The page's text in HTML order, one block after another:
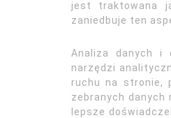
jest traktowana
zaniedbuje ten
Analiza danych i
narzędzi
ruchu na stronie,
zebranych
lepsze